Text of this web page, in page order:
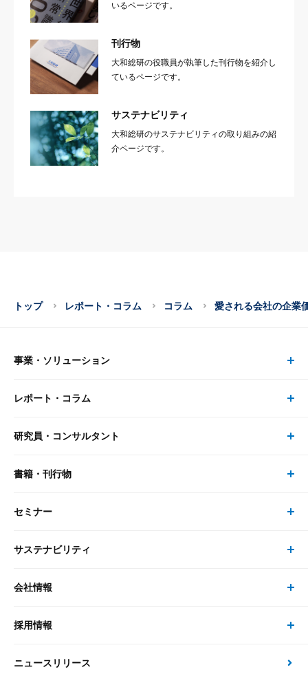
いるページです。
刊行物
大和総研の役職員が執筆した刊行物を紹介し
ているページです。
サステナビリティ
大和総研のサステナビリティの取り組みの紹
介ページです。
トップ レポート・コラム コラム 愛される会社の企業
事業・ソリューション
事業・ソリューション トップ
リサーチ
大和総研の強み
先端テクノロジーに基づく新たな価値の創出
レポート・コラム
レポート・コラム トップ
最新のレポート・コラム
政策分析
研究員・コンサルタント
研究員・コンサルタント トップ
研究員
書籍・刊行物
書籍・刊行物 トップ
書籍
セミナー
セミナー トップ
現在受付中のセミナー・イベント
サステナビリティ
サステナビリティの取り組み
次世代社会への貢献
会社情報
会社情報 トップ
会社概要・役員一覧
採用情報
採用情報 トップ
ニュースリリース